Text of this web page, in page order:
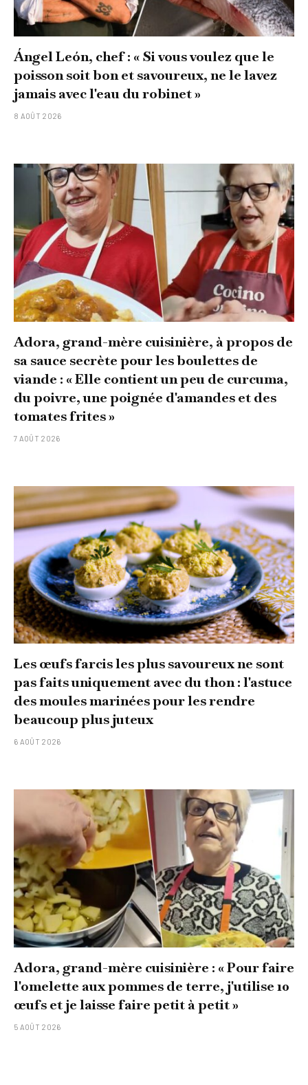
Ángel León, chef : « Si vous voulez que le
poisson soit bon et savoureux, ne le lavez
jamais avec l'eau du robinet »
8 AOÛT 2026
Adora, grand-mère cuisinière, à propos de
sa sauce secrète pour les boulettes de
viande : « Elle contient un peu de curcuma,
du poivre, une poignée d'amandes et des
tomates frites »
7 AOÛT 2026
Les œufs farcis les plus savoureux ne sont
pas faits uniquement avec du thon : l'astuce
des moules marinées pour les rendre
beaucoup plus juteux
6 AOÛT 2026
Adora, grand-mère cuisinière : « Pour faire
l'omelette aux pommes de terre, j'utilise 10
œufs et je laisse faire petit à petit »
5 AOÛT 2026